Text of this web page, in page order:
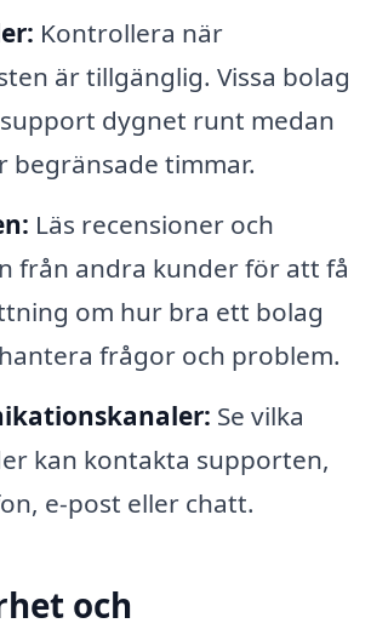
Kontrollera när
är tillgänglig. Vissa bolag
dygnet runt medan
begränsade timmar.
Läs recensioner och
från andra kunder för att få
om hur bra ett bolag
frågor och problem.
Se vilka
kan kontakta supporten,
e-post eller chatt.
och